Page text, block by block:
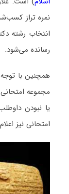
نمره تراز
انتخاب رشته
رسانده می‌شود.
همچنین با توجه
مجموعه امتحانی
یا نبودن
امتحانی نیز